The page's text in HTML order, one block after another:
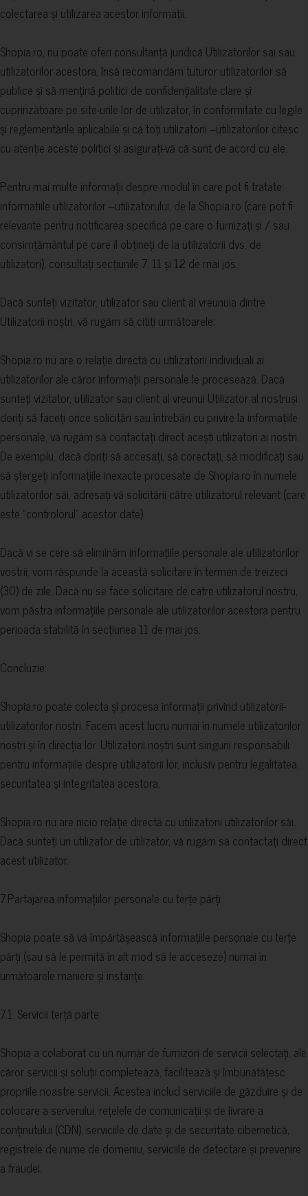
colectarea și utilizarea acestor informații.
Shopia.ro, nu poate oferi consultanță juridică Utilizatorilor sai sau
utilizatorilor acestora, însă recomandăm tuturor utilizatorilor să
publice și să mențină politici de confidențialitate clare și
cuprinzătoare pe site-urile lor de utilizator, în conformitate cu legile
și reglementările aplicabile și că toți utilizatorii –utilizatorilor citesc
cu atenție aceste politici și asigurați-vă că sunt de acord cu ele.
Pentru mai multe informații despre modul în care pot fi tratate
informatiile utilizatorilor –utilizatorului, de la Shopia.ro (care pot fi
relevante pentru notificarea specifică pe care o furnizați și / sau
consimțământul pe care îl obțineți de la utilizatorii dvs. de
utilizatori), consultați secțiunile 7, 11 și 12 de mai jos.
Dacă sunteți vizitator, utilizator sau client al vreunuia dintre
Utilizatorii noștri, vă rugăm să citiți următoarele:
Shopia.ro nu are o relație directă cu utilizatorii individuali ai
utilizatorilor ale căror informații personale le procesează. Dacă
sunteți vizitator, utilizator sau client al vreunui Utilizator al nostruși
doriți să faceți orice solicitări sau întrebări cu privire la informațiile
personale, vă rugăm să contactați direct acești utilizatori ai nostri.
De exemplu, dacă doriți să accesați, să corectați, să modificați sau
să ștergeți informațiile inexacte procesate de Shopia.ro în numele
utilizatorilor săi, adresați-vă solicitării către utilizatorul relevant (care
este "controlorul" acestor date).
Dacă vi se cere să eliminăm informațiile personale ale utilizatorilor
vostrii, vom răspunde la această solicitare în termen de treizeci
(30) de zile. Dacă nu se face solicitare de catre utilizatorul nostru,
vom păstra informațiile personale ale utilizatorilor acestora pentru
perioada stabilită în secțiunea 11 de mai jos.
Concluzie:
Shopia.ro poate colecta și procesa informații privind utilizatorii-
utilizatorilor noștri. Facem acest lucru numai în numele utilizatorilor
noștri și în direcția lor. Utilizatorii noștri sunt singurii responsabili
pentru informațiile despre utilizatorii lor, inclusiv pentru legalitatea,
securitatea și integritatea acestora.
Shopia.ro nu are nicio relație directă cu utilizatorii utilizatorilor săi.
Dacă sunteți un utilizator de utilizator, vă rugăm să contactați direct
acest utilizator.
7.Partajarea informațiilor personale cu terțe părți
Shopia poate să vă împărtășească informațiile personale cu terțe
părți (sau să le permită în alt mod să le acceseze) numai în
următoarele maniere și instanțe:
7.1. Servicii terță parte:
Shopia a colaborat cu un număr de furnizori de servicii selectați, ale
căror servicii și soluții completează, facilitează și îmbunătățesc
propriile noastre servicii. Acestea includ serviciile de găzduire și de
colocare a serverului, rețelele de comunicații și de livrare a
conținutului (CDN), serviciile de date și de securitate cibernetică,
registrele de nume de domeniu, serviciile de detectare și prevenire
a fraudei.